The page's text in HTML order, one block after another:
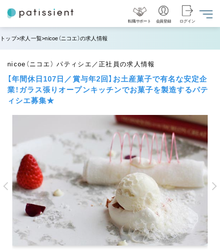
転職サポート 会員登録 ログイン
トップ 求人一覧 nicoe（ニコエ）の求人情報
nicoe（ニコエ） パティシエ／正社員の求人情報
【年間休日107日／賞与年2回】お土産菓子で有名な安定企
業！ガラス張りオープンキッチンでお菓子を製造するパテ
ィシエ募集★